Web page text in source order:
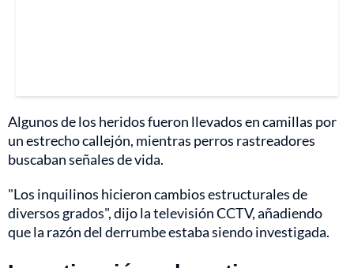
Algunos de los heridos fueron llevados en camillas por
un estrecho callejón, mientras perros rastreadores
buscaban señales de vida.
"Los inquilinos hicieron cambios estructurales de
diversos grados", dijo la televisión CCTV, añadiendo
que la razón del derrumbe estaba siendo investigada.